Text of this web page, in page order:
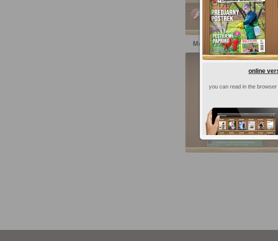
PC, Mac Android
More publications
Môj dom 2026 07 08
EUR1.9
online
you can read in the